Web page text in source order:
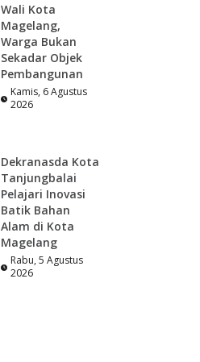
Wali Kota
Magelang,
Warga Bukan
Sekadar Objek
Pembangunan
Kamis, 6 Agustus
2026
Dekranasda Kota
Tanjungbalai
Pelajari Inovasi
Batik Bahan
Alam di Kota
Magelang
Rabu, 5 Agustus
2026